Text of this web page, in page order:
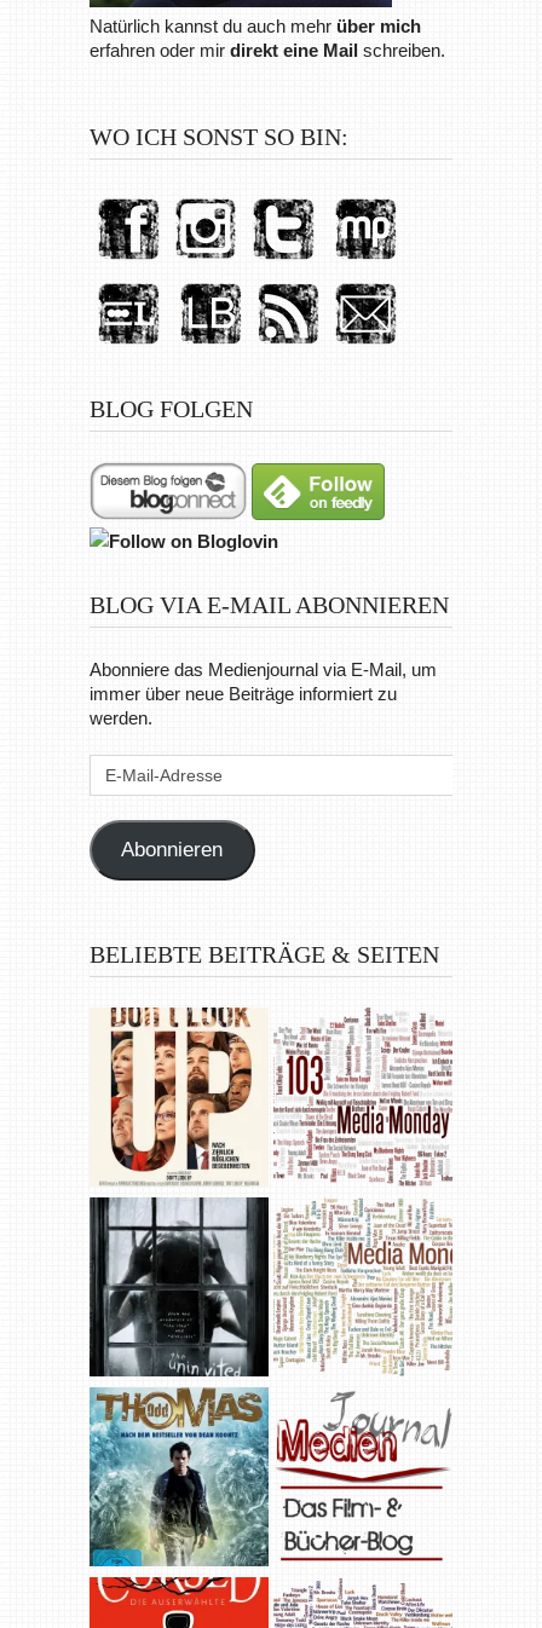
Natürlich kannst du auch mehr über mich
erfahren oder mir direkt eine Mailschreiben.
WO ICH SONST SO BIN:
BLOG FOLGEN
BLOG VIA E-MAIL ABONNIEREN
Abonniere das Medienjournal via E-Mail, um
immer über neue Beiträge informiert zu
werden.
Abonnieren
BELIEBTE BEITRÄGE & SEITEN